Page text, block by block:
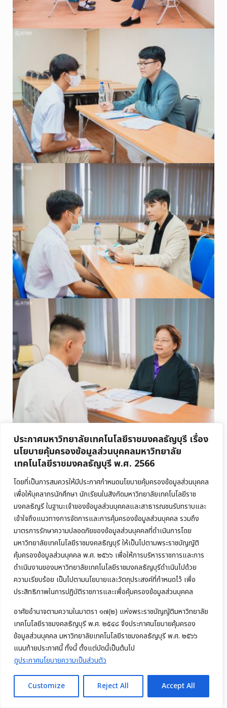
ประกาศมหาวิทยาลัยเทคโนโลยีราชมงคลธัญบุรี เรื่อง
นโยบายคุ้มครองข้อมูลส่วนบุคคลมหาวิทยาลัย
เทคโนโลยีราชมงคลธัญบุรี พ.ศ. 2566
โดยที่เป็นการสมควรให้มีประกาศกำหนดนโยบายคุ้มครองข้อมูลส่วนบุคคล
เพื่อให้บุคลากรนักศึกษา นักเรียนในสังกัดมหาวิทยาลัยเทคโนโลยีราช
มงคลธัญรี ในฐานะเจ้าของข้อมูลส่วนบุคคลและสาธารณชนรับทราบและ
เข้าใจถึงแนวทางการจัดการและการคุ้มครองข้อมูลส่วนบุคคล รวมถึง
มาตรการรักษาความปลอดภัยของข้อมูลส่วนบุคคลที่ดำเนินการโดย
มหาวิทยาลัยเทคโนโลยีราชมงคลธัญบุรี ให้เป็นไปตามพระราชบัญญัติ
คุ้มครองข้อมูลส่วนบุคคล พ.ศ. ๒๕๖๖ เพื่อให้การบริหารราชการและการ
ดำเนินงานของมหาวิทยาลัยเทคโนโลยีราชมงคลธัญบุรีดำเนินไปด้วย
ความเรียบร้อย เป็นไปตามนโยบายและวัตถุประสงค์ที่กำหนดไว้ เพื่อ
ประสิทธิภาพในการปฏิบัติราชการและเพื่อคุ้มครองข้อมูลส่วนบุคคล
อาศัยอำนาจตามความในมาตรา ๑๗(๒) แห่งพระราชบัญญัติมหาวิทยาลัย
เทคโนโลยีราชมงคลธัญบุรี พ.ศ. ๒๕๔๘ จึงประกาศนโยบายคุ้มครอง
ข้อมูลส่วนบุคคล มหาวิทยาลัยเทคโนโลยีราชมงคลธัญบุรี พ.ศ. ๒๕๖๖
แนบท้ายประกาศนี้ ทั้งนี้ ตั้งแต่บัดนี้เป็นต้นไป
ดูประกาศนโยบายความเป็นส่วนตัว
Customize Reject All Accept All